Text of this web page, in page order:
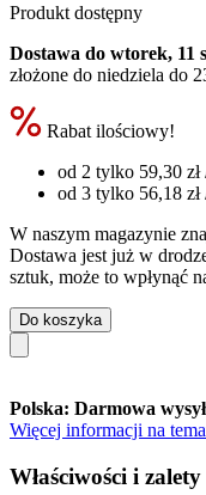
Produkt dostępny
Dostawa do wtorek, 11
złożone do niedziela do
Rabat ilościowy!
od 2 tylko 59,30 zł
od 3 tylko 56,18 zł
W naszym magazynie
Dostawa jest już w
sztuk, może to wpłynąć
Do koszyka
Polska: Darmowa
Więcej informacji na
Właściwości i zalety